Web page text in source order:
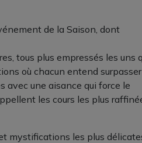
de la Saison, dont
tous plus empressés les uns
où chacun entend
avec une aisance qui force le
les cours les plus
mystifications les plus